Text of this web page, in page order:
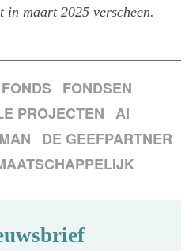
in maart 2025 verscheen.
FONDSEN
PROJECTEN AI
DE GEEFPARTNER